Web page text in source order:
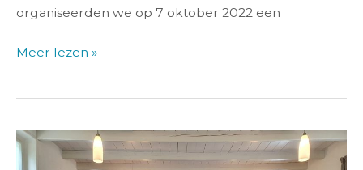
organiseerden we op 7 oktober 2022 een
Meer lezen »
Hoe
het